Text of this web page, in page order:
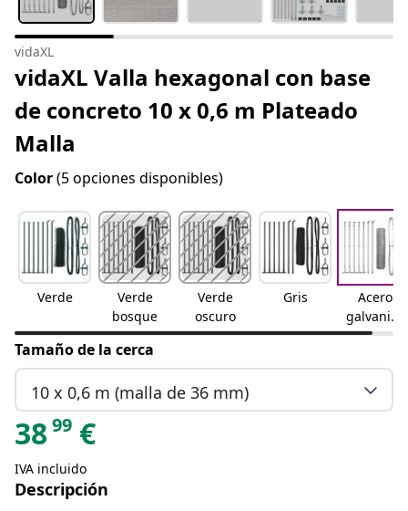
vidaXL
vidaXL Valla hexagonal con base
de concreto 10 x 0,6 m Plateado
Malla
Color(5 opciones disponibles)
Verde
Verde
bosque
Verde
oscuro
Gris
Acero
galvaniza
do
Tamaño de la cerca
10 x 0,6 m (malla de 36 mm)
3899 €
IVA incluido
Descripción